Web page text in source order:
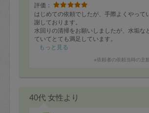
評価：
はじめての依頼でしたが、手際よくやって
謝しております。
水回りの清掃をお願いしましたが、水垢な
ていてとても満足しています。
また、時間もギリギリまで整理等していた
ありがとうございます。
もっと見る
※依頼者の依頼当時の主
40代 女性より